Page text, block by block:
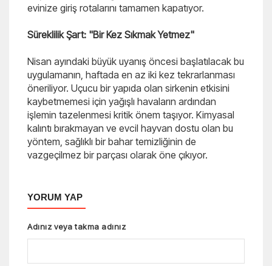
evinize giriş rotalarını tamamen kapatıyor.
Süreklilik Şart: "Bir Kez Sıkmak Yetmez"
Nisan ayındaki büyük uyanış öncesi başlatılacak bu
uygulamanın, haftada en az iki kez tekrarlanması
öneriliyor. Uçucu bir yapıda olan sirkenin etkisini
kaybetmemesi için yağışlı havaların ardından
işlemin tazelenmesi kritik önem taşıyor. Kimyasal
kalıntı bırakmayan ve evcil hayvan dostu olan bu
yöntem, sağlıklı bir bahar temizliğinin de
vazgeçilmez bir parçası olarak öne çıkıyor.
YORUM YAP
Adınız veya takma adınız